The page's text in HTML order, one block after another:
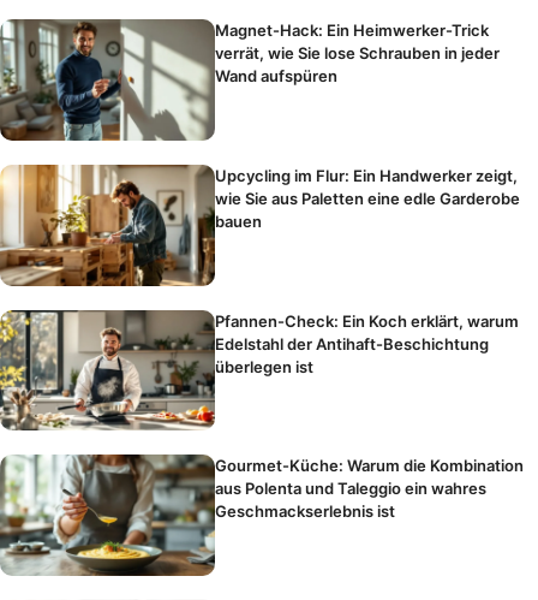
Magnet-Hack: Ein Heimwerker-Trick
verrät, wie Sie lose Schrauben in jeder
Wand aufspüren
Upcycling im Flur: Ein Handwerker zeigt,
wie Sie aus Paletten eine edle Garderobe
bauen
Pfannen-Check: Ein Koch erklärt, warum
Edelstahl der Antihaft-Beschichtung
überlegen ist
Gourmet-Küche: Warum die Kombination
aus Polenta und Taleggio ein wahres
Geschmackserlebnis ist